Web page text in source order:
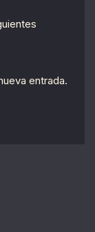
entrada.